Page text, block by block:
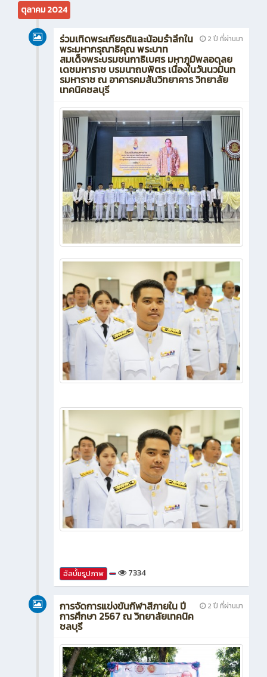
ตุลาคม 2024
2 ปี ที่ผ่านมา
ร่วมเทิดพระเกียรติและน้อมรำลึกใน
พระมหากรุณาธิคุณ พระบาท
สมเด็จพระบรมชนกาธิเบศร มหาภูมิพลอดุลย
เดชมหาราช บรมนาถบพิตร เนื่องในวันนวมินท
รมหาราช ณ อาคารคมสันวิทยาคาร วิทยาลัย
เทคนิคชลบุรี
อัลบั้มรูปภาพ 7334
2 ปี ที่ผ่านมา
การจัดการแข่งขันกีฬาสีภายใน ปี
การศึกษา 2567 ณ วิทยาลัยเทคนิค
ชลบุรี